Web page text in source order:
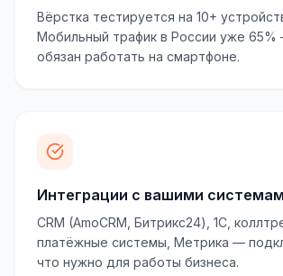
Вёрстка тестируется на 10+
Мобильный трафик в России уже 65%
обязан работать на смартфоне.
Интеграции с вашими
CRM (AmoCRM, Битрикс24), 1С,
платёжные системы, Метрика —
что нужно для работы бизнеса.